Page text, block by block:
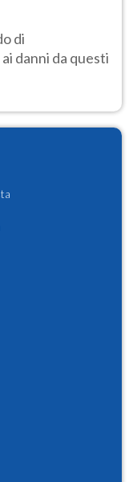
di
danni da questi